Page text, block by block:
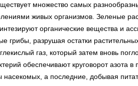
множество самых
живых организмов. Зеленые
органические вещества и
грибы, разрушая остатки
газ, который затем вновь
обеспечивают круговорот азота
насекомых, а последние, добывая